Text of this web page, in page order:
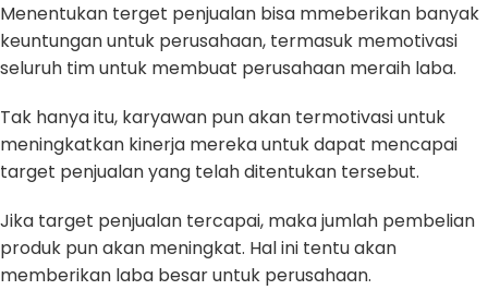
Menentukan terget penjualan bisa mmeberikan banyak
keuntungan untuk perusahaan, termasuk memotivasi
seluruh tim untuk membuat perusahaan meraih laba.
Tak hanya itu, karyawan pun akan termotivasi untuk
meningkatkan kinerja mereka untuk dapat mencapai
target penjualan yang telah ditentukan tersebut.
Jika target penjualan tercapai, maka jumlah pembelian
produk pun akan meningkat. Hal ini tentu akan
memberikan laba besar untuk perusahaan.